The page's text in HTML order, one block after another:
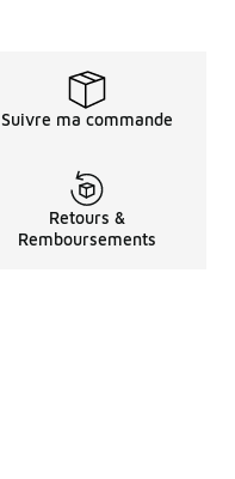
Suivre ma commande
Retours &
Remboursements